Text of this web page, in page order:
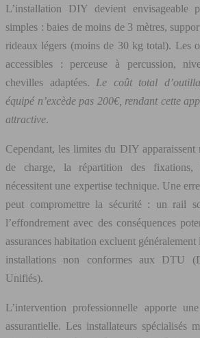
L’installation DIY devient envisageable
simples : baies de moins de 3 mètres,
rideaux légers (moins de 30 kg total). Les
accessibles : perceuse à percussion,
chevilles adaptées. Le coût total
équipé n’excède pas 200€, rendant cette
attractive.
Cependant, les limites du DIY apparaissent
de charge, la répartition des fixations,
nécessitent une expertise technique. Une
peut compromettre la sécurité : un rail
l’effondrement avec des conséquences
assurances habitation excluent généralement
installations non conformes aux DTU
Unifiés).
L’intervention professionnelle apporte
assurantielle. Les installateurs spécialisés